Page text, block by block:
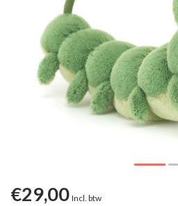
€29,00 Incl. btw